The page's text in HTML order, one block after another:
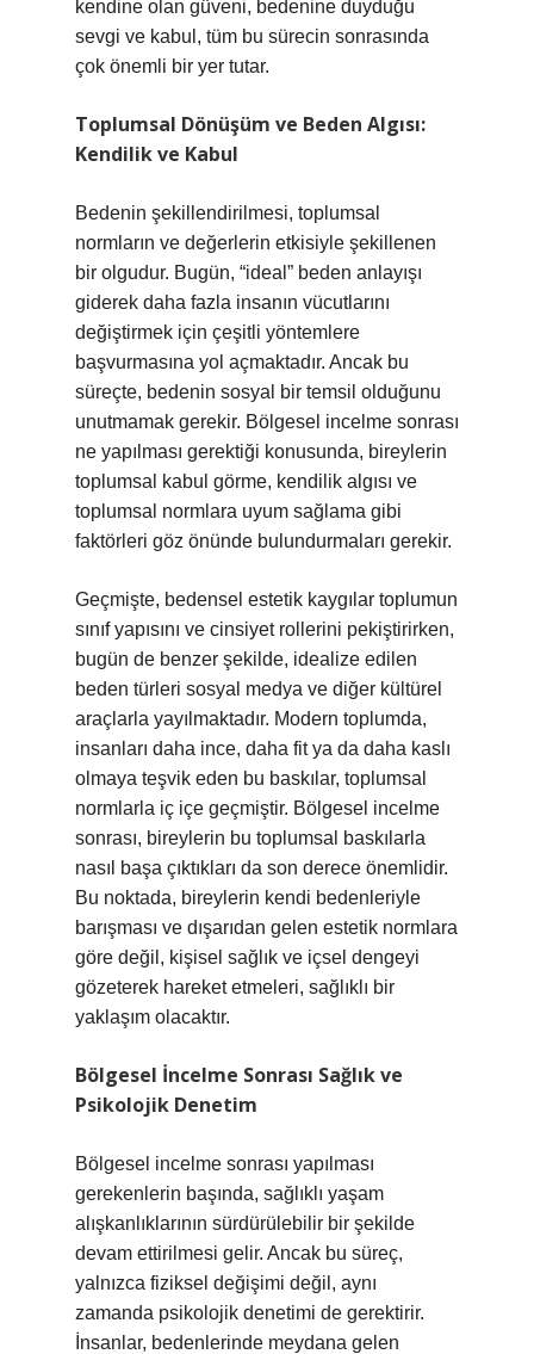
kendine olan güveni, bedenine duyduğu
sevgi ve kabul, tüm bu sürecin sonrasında
çok önemli bir yer tutar.
Toplumsal Dönüşüm ve Beden Algısı:
Kendilik ve Kabul
Bedenin şekillendirilmesi, toplumsal
normların ve değerlerin etkisiyle şekillenen
bir olgudur. Bugün, “ideal” beden anlayışı
giderek daha fazla insanın vücutlarını
değiştirmek için çeşitli yöntemlere
başvurmasına yol açmaktadır. Ancak bu
süreçte, bedenin sosyal bir temsil olduğunu
unutmamak gerekir. Bölgesel incelme sonrası
ne yapılması gerektiği konusunda, bireylerin
toplumsal kabul görme, kendilik algısı ve
toplumsal normlara uyum sağlama gibi
faktörleri göz önünde bulundurmaları gerekir.
Geçmişte, bedensel estetik kaygılar toplumun
sınıf yapısını ve cinsiyet rollerini pekiştirirken,
bugün de benzer şekilde, idealize edilen
beden türleri sosyal medya ve diğer kültürel
araçlarla yayılmaktadır. Modern toplumda,
insanları daha ince, daha fit ya da daha kaslı
olmaya teşvik eden bu baskılar, toplumsal
normlarla iç içe geçmiştir. Bölgesel incelme
sonrası, bireylerin bu toplumsal baskılarla
nasıl başa çıktıkları da son derece önemlidir.
Bu noktada, bireylerin kendi bedenleriyle
barışması ve dışarıdan gelen estetik normlara
göre değil, kişisel sağlık ve içsel dengeyi
gözeterek hareket etmeleri, sağlıklı bir
yaklaşım olacaktır.
Bölgesel İncelme Sonrası Sağlık ve
Psikolojik Denetim
Bölgesel incelme sonrası yapılması
gerekenlerin başında, sağlıklı yaşam
alışkanlıklarının sürdürülebilir bir şekilde
devam ettirilmesi gelir. Ancak bu süreç,
yalnızca fiziksel değişimi değil, aynı
zamanda psikolojik denetimi de gerektirir.
İnsanlar, bedenlerinde meydana gelen